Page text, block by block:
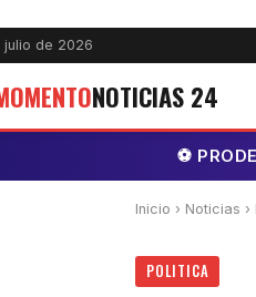
julio de 2026
NOTICIAS 24
⚽
Inicio › Noticias
POLITICA